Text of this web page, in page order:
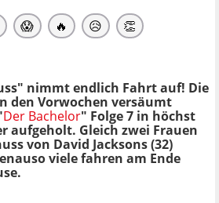
😱 🔥 😥 👏
nimmt endlich Fahrt auf! Die
den Vorwochen versäumt
Der Bachelor" Folge 7 in höchst
aufgeholt. Gleich zwei Frauen
von David Jacksons (32)
viele fahren am Ende